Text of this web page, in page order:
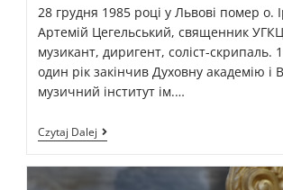
28 грудня 1985 році у Львові помер о.
Артемій Цегельський, священник
музикант, диригент, соліст-скрипаль.
один рік закінчив Духовну академію і
музичний інститут ім.…
Czytaj Dalej